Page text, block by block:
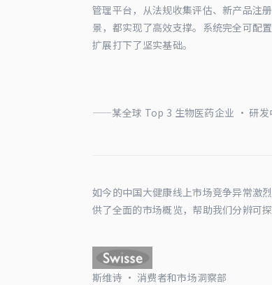
管理平台，从法规收集评估、新产品注
景，都实现了高效支撑。系统完全可配
扩展打下了坚实基础。
——某全球 Top 3 生物医药企业 · 研发
如今的中国大健康线上市场竞争异常激
供了全面的市场概览，帮助我们分辨可
斯维诗 · 消费者和市场洞察部